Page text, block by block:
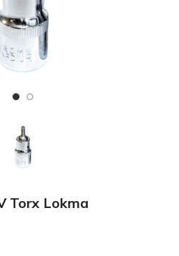
Torx Lokma